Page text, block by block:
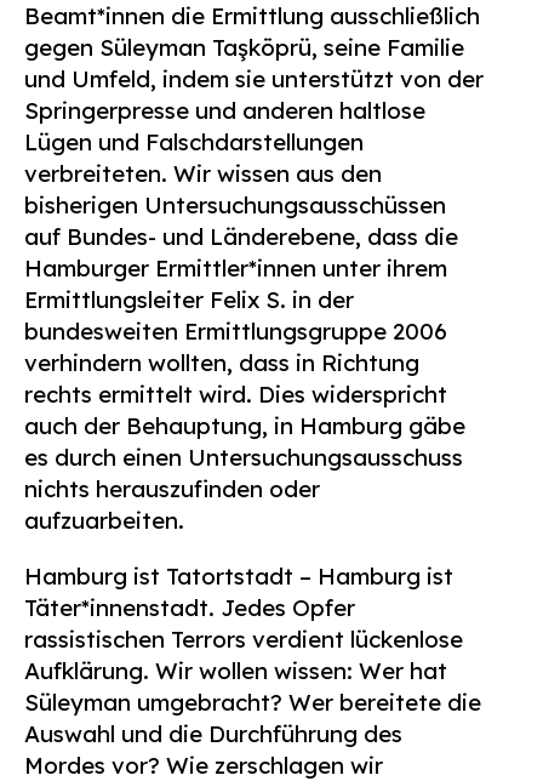
Beamt*innen die Ermittlung ausschließlich
gegen Süleyman Taşköprü, seine Familie
und Umfeld, indem sie unterstützt von der
Springerpresse und anderen haltlose
Lügen und Falschdarstellungen
verbreiteten. Wir wissen aus den
bisherigen Untersuchungsausschüssen
auf Bundes- und Länderebene, dass die
Hamburger Ermittler*innen unter ihrem
Ermittlungsleiter Felix S. in der
bundesweiten Ermittlungsgruppe 2006
verhindern wollten, dass in Richtung
rechts ermittelt wird. Dies widerspricht
auch der Behauptung, in Hamburg gäbe
es durch einen Untersuchungsausschuss
nichts herauszufinden oder
aufzuarbeiten.
Hamburg ist Tatortstadt – Hamburg ist
Täter*innenstadt. Jedes Opfer
rassistischen Terrors verdient lückenlose
Aufklärung. Wir wollen wissen: Wer hat
Süleyman umgebracht? Wer bereitete die
Auswahl und die Durchführung des
Mordes vor? Wie zerschlagen wir